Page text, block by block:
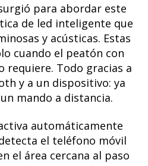
para abordar este
de led inteligente que
y acústicas. Estas
cuando el peatón con
requiere. Todo gracias a
y a un dispositivo: ya
mando a distancia.
automáticamente
el teléfono móvil
el área cercana al paso